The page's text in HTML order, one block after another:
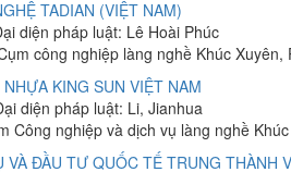
TADIAN (VIỆT NAM)
diện pháp luật: Lê Hoài Phúc
công nghiệp làng nghề Khúc
KING SUN VIỆT NAM
diện pháp luật: Li, Jianhua
Công nghiệp và dịch vụ làng nghề
VÀ ĐẦU TƯ QUỐC TẾ TRUNG THÀNH